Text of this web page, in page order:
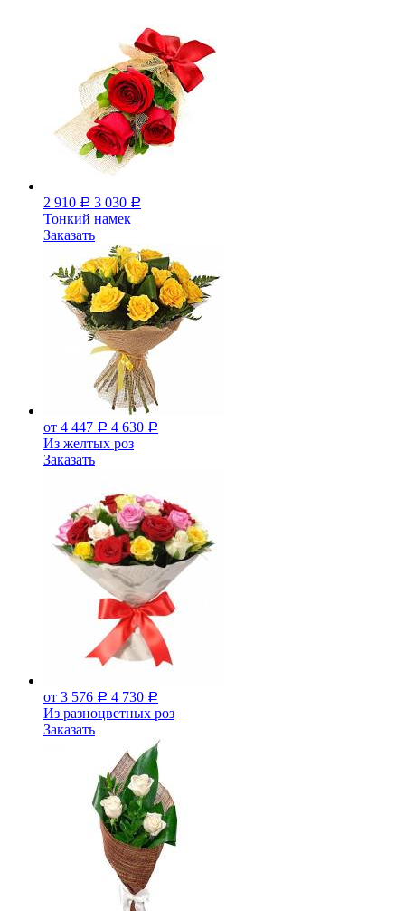
2 910 Р 3 030 Р
Тонкий намек
Заказать
от 4 447 Р 4 630 Р
Из желтых роз
Заказать
от 3 576 Р 4 730 Р
Из разноцветных роз
Заказать